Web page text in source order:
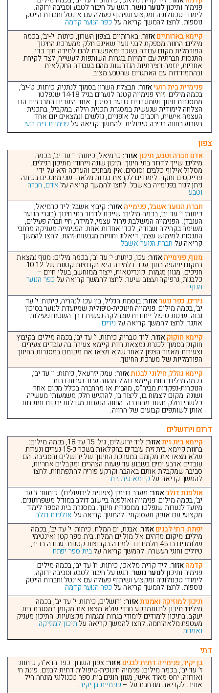
פנימיה ותיכוןלנוער נושר. דגש על חיבור לטבע וסביבה ירוקה.
לימודי טכנולוגיה ומקצוע ושיתוף פעולה עם אינטל וחברות הייטק
נוספות. לחצו להמשך קריאה על כפר הנוער קדמה
קיימא בארותייםאזור: בארותיים בצפון השרון, כיתות: י’-יב’, בכמה
מילים: החווה מספקת לבני נוער שאינם חלק ממערכת החינוך
הפורמלית מקום עבודה בשכר ומאפשרת להם למידה תוך כדי
התנסות חברתית עם דמויות בוגרות השותפות לעשייה, לצד לקיחת
אחריות, יוזמה ויצירתיות הנדרשות מהם בעבודה החקלאית
ובהתמודדות עם האתגרים שהטבע מציב.
פנימיית בית רועיאזור: חבצלת השרון בסמוך לנתניה, כיתות: ט’-יב’,
בכמה מילים: זוהי פנימייה קטנה לנערים בגיל 14-18 שנפלטו
ממסגרות חינוך ושמוגדרים כנוער בסיכון. אחד היעדים המרכזיים הם
הצלחה לימודית שנעשית במסגרת תכנית הילה. במקביל, בתכנית
העצמה אישית, רוכבים על אופניים, גולשים ונמצאים יום אחד
בשבוע בחווה רכיבה טיפולית. להמשך קריאה על פנימיית בית רועי
צפון
אדם חברה וטבע, תיכוןאזור: כרמיאל, כיתות: י’ עד יב’, בכמה
מילים: שייך לדרור בתי חינוך. תיכון שונה וייחודי מתיכון רגילים.
מסלול אילוף כלבים וסוסים. אין מבחנים והערכה היא על ידי
פרייקטים וחקר. לימודים לקראת בגרות מלאה. שני מחנכים בכיתה.
ניתן לגור בפנימייה באשבל. לחצו להמשך קריאה עלאדם, חברה
וטבע
חברת הנוער אשבל, פנימייהאזור: קיבוץ אשבל ליד כרמיאל,
כיתות: י’ עד יב’, בכמה מילים: שייכת לדרור בתי חינוך (בוגרי הנוער
העובד). הפנימייה המשלבת ניהול עצמי, למידה, חיי חברה פעילים,
משימה בקהילה ועבודה, לכדי אחדות אחת. הפנימייה מעניקה מרחבי
התנסות למימוש עצמי, דיאלוג וחוויות מגבשות-זהות. לחצו להמשך
קריאה על חברת הנוער אשבל
מנוף, פנימייהאזור: עכו, כיתות: י’ עד יב’, בכמה מילים: מנוף נמצאת
במקום יפהפה בתוך עכו. בלמידה היא בקבוצות קטנות של 10-12
חניכים. מגוון מגמות: קונדיטאות, ייצור ממוחשב, בעלי חיים –
כלבנות, גרפיקה ועצוב שיער. לחצו להמשך קריאה על כפר הנוער
מנוף
נירים, כפר נועראזור: בוסמת הגליל, בין עכו לנהריה, כיתות: י’ עד
יב’, בכמה מילים: פנימייה חינוכית-טיפולית שמיועדת לנוער בסיכון
גבוה. שיטת טיפול ייחודית שבחלקה נעשית דרך השטח ופעילות
אתגר. לחצו להמשך קריאה עלנירים
קיימא חוקוקאזור: ליד טבריה, כיתות: י’ עד יב’, בכמה מילים: בקיבוץ
חוקוק בסמוך לכנרת נמצאת חוות קיימא צעירה בה עובדים צעירים
וצעירות מאזור הצפון לאחר שלא מצאו את מקומם במסגרות החינוך
הפורמליות של מערכת החינוך.
קיימא נהלל, חילוני לבנותאזור: עמק יזרעאל, כיתות: י’ עד יב’,
בכמה מילים: חוות קיימא-נהלל מהווה עבור נערות רבות
הנוכחות-נפקדות מביה”ס, מהבית או מהחברה בכלל מקום אחר
ושונה. מקום לצמוח בו, ליצור בו, להרגיש חלק משמעותי מעשייה
כלשהי וחלק חשוב מהחברה. החווה הנערות מגדלות ירקות ומוכרות
אותן לשותפים קבועים של החווה.
דרום וירושלים
קיימא בית זיתאזור: ליד ירושלים, גיל: 15 עד 18, בכמה מילים:
בחוות קיימא בית זית עובדים בחקלאות בשכר כ-15 נערים ונערות
שלא מצאו את מקומם במערכת החינוך של ירושלים והסביבה. הם
עובדים ארבע ימים בשבוע עד שעות הצהרים ומקבלים אחריות,
סביבה שמקבלת אותם באהבה וקרקע פוריה להתפתחות. לחצו
להמשך קריאה עלקיימא בית זית
אולפנת דולבאזור: מערב בנימין (צפונית לירושלים). כיתות: ז’ עד
יב’, בכמה מילים: פנימייה ואולפנה ביישוב דולב במודל משפחתונים.
מיועד לנערות שנפלטו ממסגרות חינוך. במסגרת בית הספר לימוד
מקצועי עם אופק תעסוקתי. להמשך קריאה על אולפנת דולב
יפתח, דתי לבניםאזור: אבנת, ים המלח. כיתות: י’ עד יב’, בכמה
מילים: מיקום מדהים אל מול ים המלח. בית ספר קטן ואינטימי
שלומדים בו 45 תלמידים. למידה בקבוצות קטנות. עבודה בדיר,
טיולים וחוגי העשרה. להמשך קריאה עלבית ספר יפתח
קדמהאזור: ליד קרית מלאכי, כיתות: ח’ עד יב’, בכמה מילים:
פנימיה ותיכוןלנוער נושר. דגש על חיבור לטבע וסביבה ירוקה.
לימודי טכנולוגיה ומקצוע ושיתוף פעולה עם אינטל וחברות הייטק
נוספות. לחצו להמשך קריאה על כפר הנוער קדמה
תיכון למוזיקה ואמנותאזור: ירושלים, כיתות: י’ עד יב’, בכמה
מילים: תיכון לבנותמרקע חרדי שלא מצאו את מקומן במסגרת בית
יעקב. בתיכון לימודים לימודי בגרות ומגמות מקצועיות. התיכון מעניק
מעטפת מלאהוחמה. לחצו להמשך קריאה עלתיכון למוזיקה
ואמנות.
דתי
בן יקיר, פנימייה דתית לבניםאזור: צפון השרון. כפר הרא”ה, כיתות:
ז’ עד יב’, בכמה מילים: פנימיה חינוכית-טיפולית דתית לבנים. פינת חי
ואורווה. יחס מאוד אישי, מגוון חוגים בית ספר טכנולוגי מונחה חיל
אוויר. לקריאה מורחבת על –פנימיית בן יקיר.